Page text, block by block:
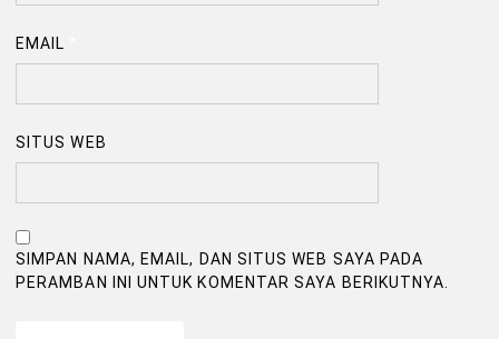
EMAIL
SITUS WEB
SIMPAN NAMA, EMAIL, DAN SITUS WEB SAYA PADA
PERAMBAN INI UNTUK KOMENTAR SAYA BERIKUTNYA.